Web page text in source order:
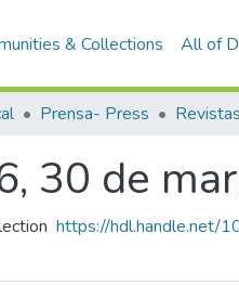
& Collections All of
Prensa- Press Revistas
30 de
https://hdl.handle.net/